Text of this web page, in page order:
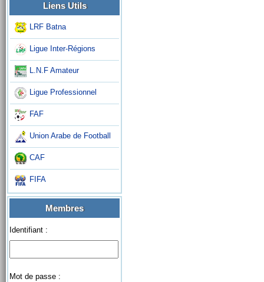
Liens Utils
LRF Batna
Ligue Inter-Régions
L.N.F Amateur
Ligue Professionnel
FAF
Union Arabe de Football
CAF
FIFA
Membres
Identifiant :
Mot de passe :